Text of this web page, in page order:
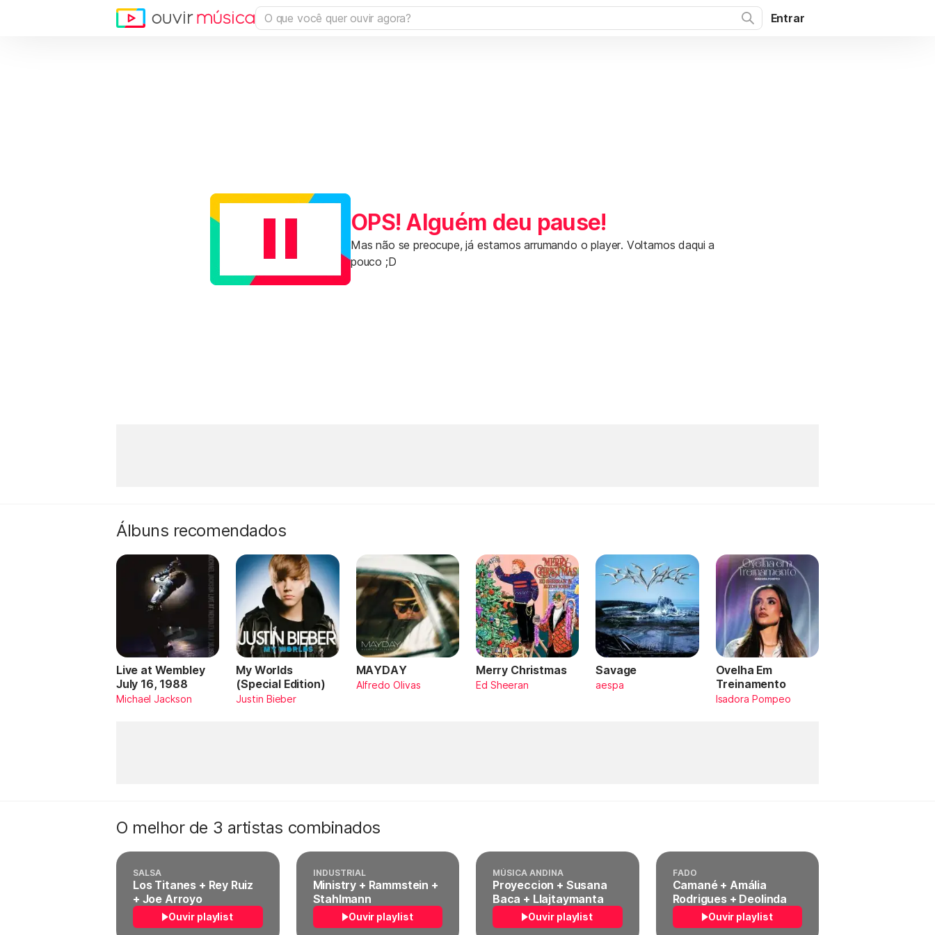
Entrar
OPS! Alguém deu pause!
Mas não se preocupe, já estamos arrumando o player. Voltamos daqui a
pouco ;D
Álbuns recomendados
Live at Wembley
July 16, 1988
Michael Jackson
My Worlds
(Special Edition)
Justin Bieber
MAYDAY
Alfredo Olivas
Merry Christmas
Ed Sheeran
Savage
aespa
Ovelha Em
Treinamento
Isadora Pompeo
O melhor de 3 artistas combinados
SALSA
Los Titanes + Rey Ruiz
+ Joe Arroyo
Ouvir playlist
INDUSTRIAL
Ministry + Rammstein +
Stahlmann
Ouvir playlist
MÚSICA ANDINA
Proyeccion + Susana
Baca + Llajtaymanta
Ouvir playlist
FADO
Camané + Amália
Rodrigues + Deolinda
Ouvir playlist